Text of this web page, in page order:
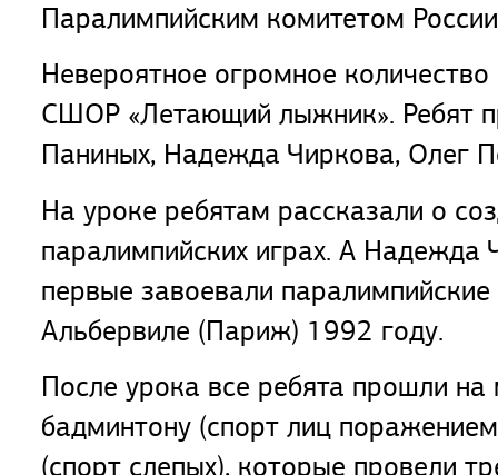
Паралимпийским комитетом
Невероятное огромное
СШОР «Летающий лыжник». Ребят
Паниных, Надежда Чиркова, Олег
На уроке ребятам рассказали о
паралимпийских играх. А Надежда
первые завоевали
Альбервиле (Париж) 1992 году.
После урока все ребята прошли на
бадминтону (спорт лиц
(спорт слепых), которые провели